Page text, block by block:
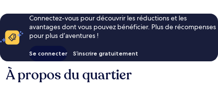
Connectez-vous pour découvrir les réductions et les
avantages dont vous pouvez bénéficier. Plus de récompenses
pour plus d’aventures !
Se connecter S’inscrire gratuitement
À propos du quartier